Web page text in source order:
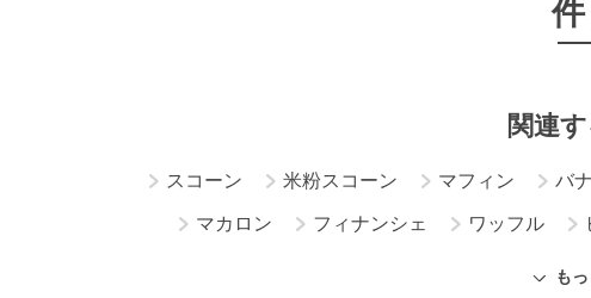
件
関連
スコーン 米粉スコーン マフィン バ
マカロン フィナンシェ ワッフル
ビスコッティ
も